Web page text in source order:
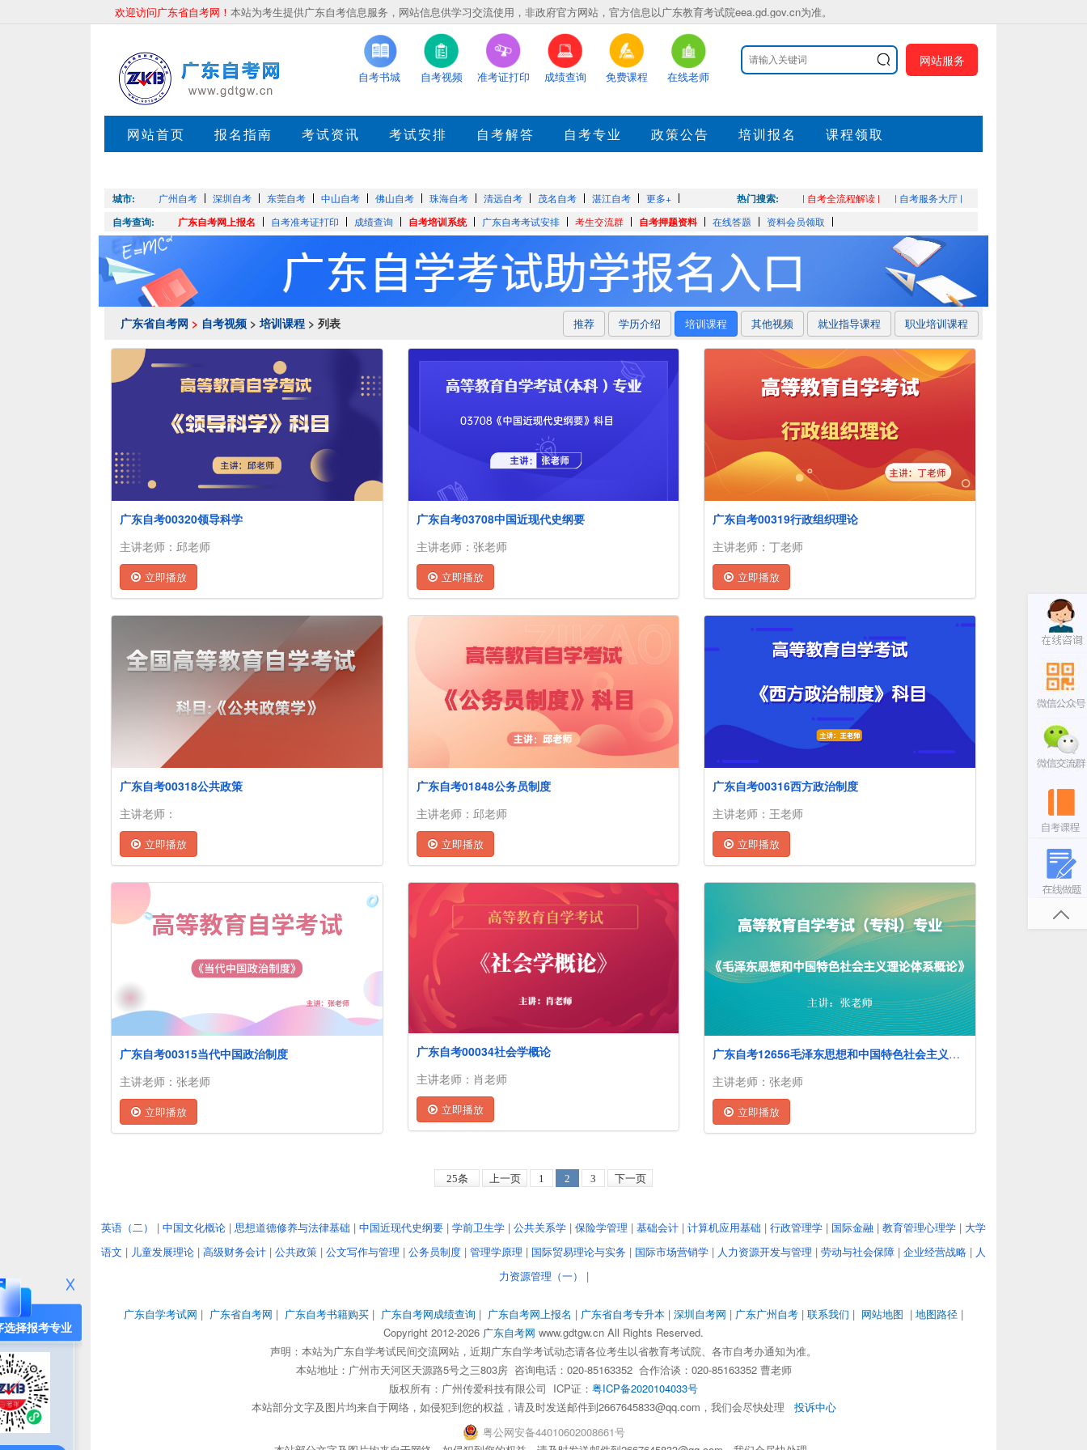
欢迎访问广东省自考网！ 本站为考生提供广东自考信息服务，网站信息供学习交流使用，非政府官方网站，官方信息以广东教育考试院eea.gd.gov.cn为准。
自考书城 自考视频 准考证打印 成绩查询 免费课程 在线老师
网站服务
网站首页 报名指南 考试资讯 考试安排 自考解答 自考专业 政策公告 培训报名
课程领取
城市: 广州自考 深圳自考 东莞自考 中山自考 佛山自考 珠海自考 清远自考 茂名自考 湛江自考 更多+ 热门搜索: | 自考全流程解读 | | 自考服务大厅 |
自考查询: 广东自考网上报名 自考准考证打印 成绩查询 自考培训系统 广东自考考试安排 考生交流群 自考押题资料 在线答题 资料会员领取
广东省自考网 > 自考视频 >培训课程 > 列表 推荐 学历介绍 培训课程 其他视频 就业指导课程 职业培训课程
广东自考00320领导科学
主讲老师：邱老师
立即播放
广东自考03708中国近现代史纲要
主讲老师：张老师
立即播放
广东自考00319行政组织理论
主讲老师：丁老师
立即播放
广东自考00318公共政策
主讲老师：
立即播放
广东自考01848公务员制度
主讲老师：邱老师
立即播放
广东自考00316西方政治制度
主讲老师：王老师
立即播放
广东自考00315当代中国政治制度
主讲老师：张老师
立即播放
广东自考00034社会学概论
主讲老师：肖老师
立即播放
广东自考12656毛泽东思想和中国特色社会主义理论体系概论
主讲老师：张老师
立即播放
25条 上一页 1 2 3 下一页
选择报考专业
英语（二） | 中国文化概论 | 思想道德修养与法律基础 | 中国近现代史纲要 | 学前卫生学 | 公共关系学 | 保险学管理 | 基础会计 | 计算机应用基础 | 行政管理学 | 国际金融 | 教育管理心理学 | 大学
语文 | 儿童发展理论 | 高级财务会计 | 公共政策 | 公文写作与管理 | 公务员制度 | 管理学原理 | 国际贸易理论与实务 | 国际市场营销学 | 人力资源开发与管理 | 劳动与社会保障 | 企业经营战略 | 人
力资源管理（一）
|
广东自学考试网 | 广东省自考网 | 广东自考书籍购买 | 广东自考网成绩查询 | 广东自考网上报名 | 广东省自考专升本 | 深圳自考网 | 广东广州自考 | 联系我们 | 网站地图 | 地图路径 |
Copyright 2012-2026 广东自考网 www.gdtgw.cn All Rights Reserved.
声明：本站为广东自学考试民间交流网站，近期广东自学考试动态请各位考生以省教育考试院、各市自考办通知为准。
本站地址：广州市天河区天源路5号之三803房 咨询电话：020-85163352 合作洽谈：020-85163352 曹老师
版权所有： 广州传爱科技有限公司 ICP证： 粤ICP备2020104033号
本站部分文字及图片均来自于网络，如侵犯到您的权益，请及时发送邮件到2667645833@qq.com，我们会尽快处理 投诉中心
粤公网安备44010602008661号